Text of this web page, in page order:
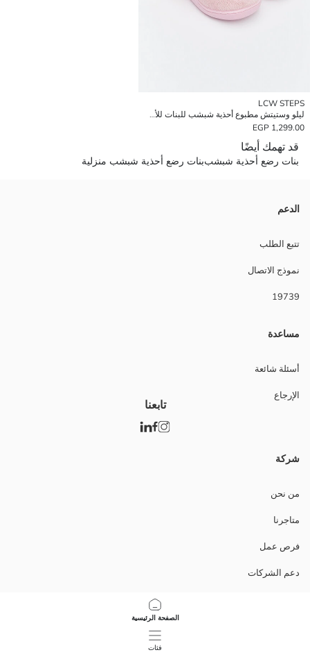
الصفحة الرئيسية
فئات
LCW STEPS
ليلو وستيتش مطبوع أحذية شبشب للبنات للأطفال
1,299.00 EGP
قد تهمك أيضًا
بنات رضع أحذية شبشببنات رضع أحذية شبشب منزلية
الدعم
تتبع الطلب
نموذج الاتصال
19739
مساعدة
أسئلة شائعة
الإرجاع
شركة
من نحن
متاجرنا
فرص عمل
دعم الشركات
تابعنا